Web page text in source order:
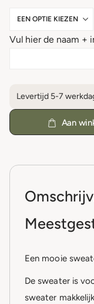
Vul hier de naam +
Levertijd 5-7
Aan
Een mooie
De sweater is
sweater